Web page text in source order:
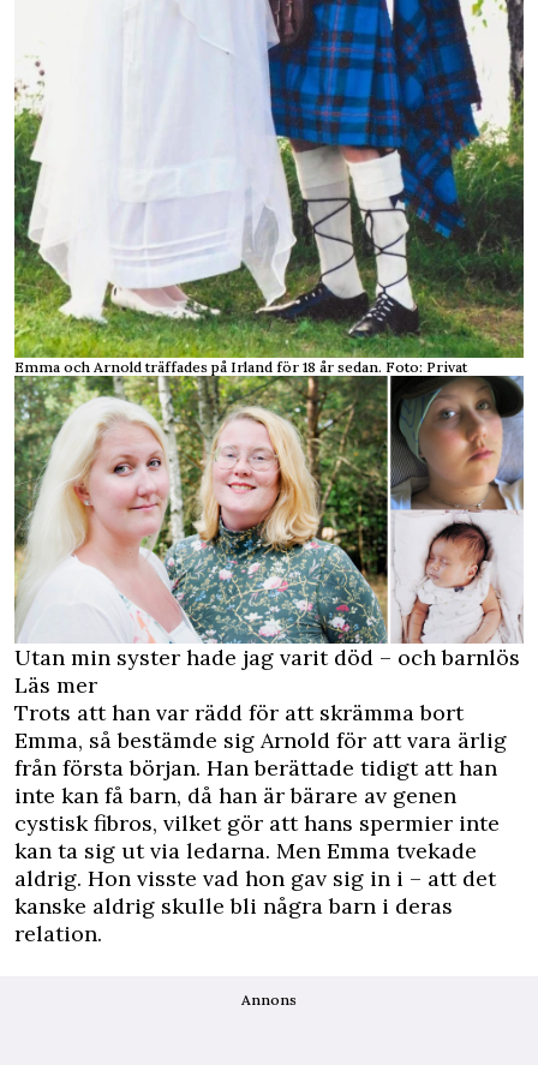
Emma och Arnold träffades på Irland för 18 år sedan. Foto: Privat
Utan min syster hade jag varit död – och barnlös
Läs mer
Trots att han var rädd för att skrämma bort
Emma, så bestämde sig Arnold för att vara ärlig
från första början. Han berättade tidigt att han
inte kan få barn, då han är bärare av genen
cystisk fibros, vilket gör att hans spermier inte
kan ta sig ut via ledarna. Men Emma tvekade
aldrig. Hon visste vad hon gav sig in i – att det
kanske aldrig skulle bli några barn i deras
relation.
Annons